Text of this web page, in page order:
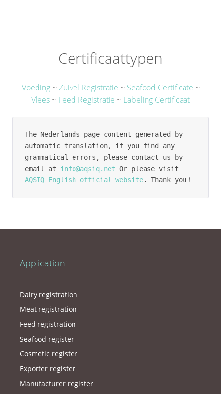
Certificaattypen
Voeding~Zuivel Registratie ~ Seafood Certificate ~
Vlees ~ Feed Registratie ~ Labeling Certificaat
The Nederlands page content generated by
automatic translation, if you find any
grammatical errors, please contact us by
email at info@aqsiq.net
AQSIQ English official website. Thank you！
Application
Dairy registration
Meat registration
Feed registration
Seafood register
Cosmetic register
Exporter register
Manufacturer register